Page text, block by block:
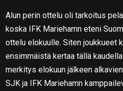
Alun perin ottelu oli tarkoitus
koska IFK Mariehamn eteni
ottelu elokuulle. Siten joukkueet
ensimmäistä kertaa tällä
merkitys elokuun jälkeen
SJK ja IFK Mariehamn